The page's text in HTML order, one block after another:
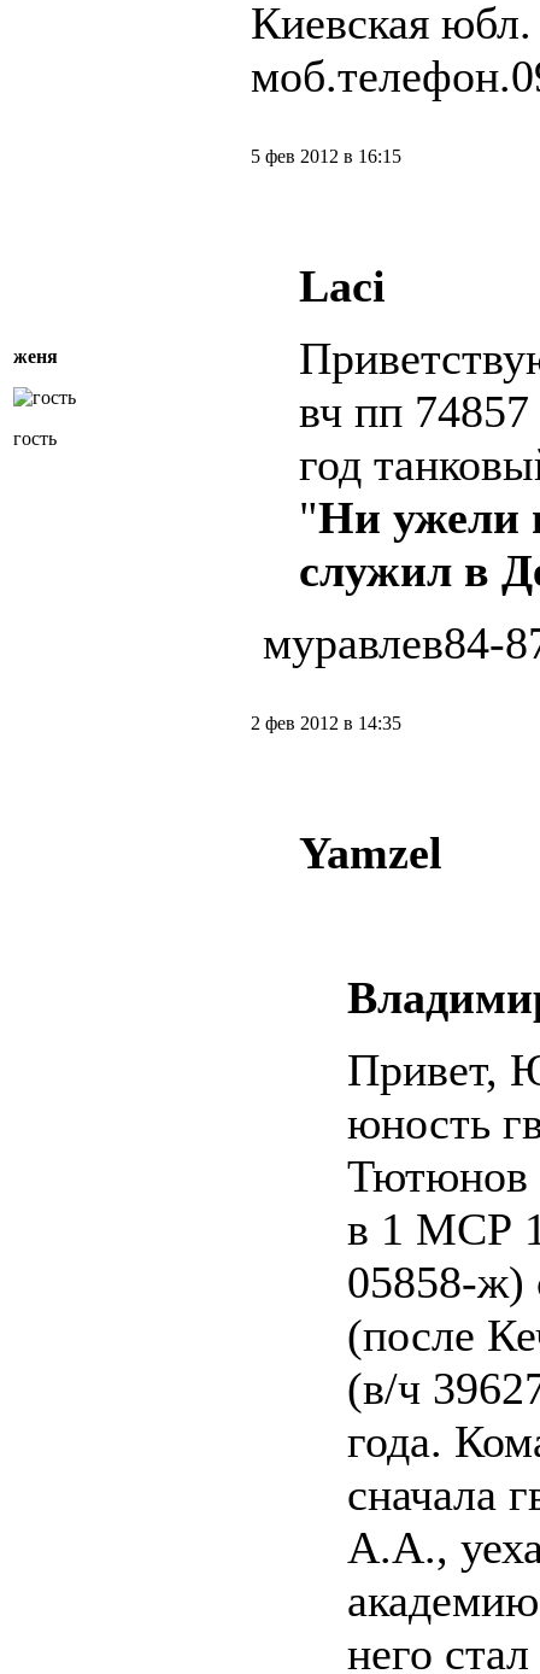
Киевская юбл.
женя
гость
5 фев 2012 в 16:15
Laci
вч пп
год
"Ни ужели
служил в
муравлев84-
2 фев 2012 в 14:35
Yamzel
Привет,
юность
Тютюнов
в 1 МСР
05858-ж)
(после
(в/ч
года.
сначала
А.А.,
него